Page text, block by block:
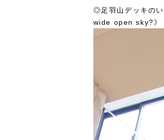
◎足羽山デッキの
wide open sky?》